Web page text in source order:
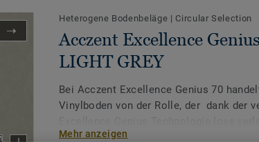
Heterogene Bodenbeläge | Circular Selection
Acczent Excellence
LIGHT GREY
Bei Acczent Excellence Genius 70
Vinylboden von der Rolle, der dank der
Bodenbelag für Neubau oder
Mehr anzeigen